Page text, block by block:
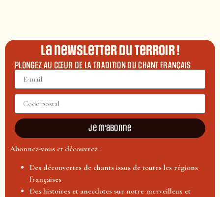
La newsletter du terroir !
PLONGEZ AU CŒUR DE LA TRADITION DU CHANT FRANÇAIS
Je m'abonne
Abonnez-vous et découvrez :
Des découvertes de chants issus de toutes les régions
françaises
Des histoires et anecdotes sur notre merveilleux et